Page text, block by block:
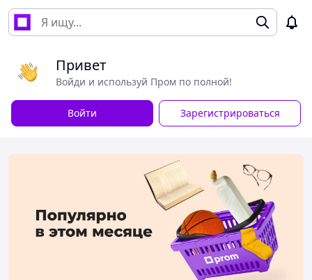
Привет
Войди и используй Пром по полной!
Войти Зарегистрироваться